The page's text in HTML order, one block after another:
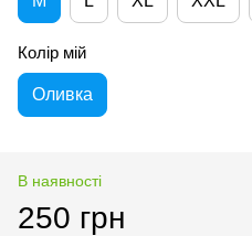
Колір мій
Оливка
В наявності
250 грн